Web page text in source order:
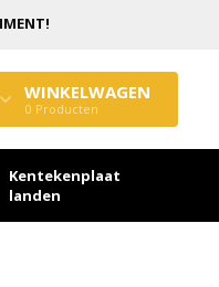
WINKELWAGEN
0 Producten
Kentekenplaat
landen